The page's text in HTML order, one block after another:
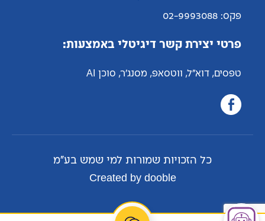
פקס: 02-9993088
פרטי יצירת קשר דיגיטלי באמצעות:
טפסים, דוא"ל, ווטסאפ, מסנג'ר, סוכן AI
כל הזכויות שמורות למי שמש בע"מ
Created by dooble